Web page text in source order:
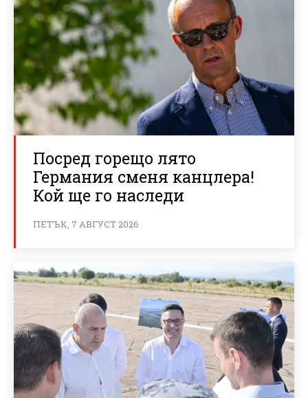
Посред горещо лято
Германия сменя канцлера!
Кой ще го наследи
ПЕТЪК, 7 АВГУСТ 2026